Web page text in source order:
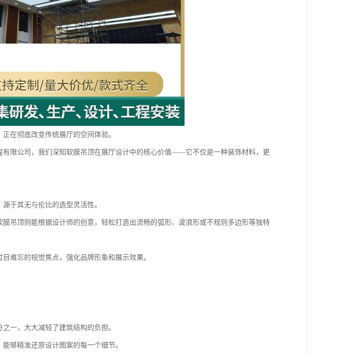
在彻底改变传统展厅的空间体验。
有限公司，我们深知软膜吊顶在展厅设计中的核心价值——它不仅是一种装饰材料，更
于其无与伦比的造型灵活性。
吊顶则能根据设计师的创意，轻松打造出流畅的弧形、波浪形或不规则多边形等独特
难忘的视觉焦点，强化品牌形象和展示效果。
一，大大减轻了建筑结构的负担。
够精准还原设计图案的每一个细节。